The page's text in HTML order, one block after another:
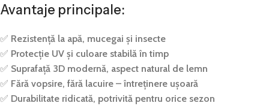
Avantaje principale:
✅ Rezistență la apă, mucegai și insecte
✅ Protecție UV și culoare stabilă în timp
✅ Suprafață 3D modernă, aspect natural de lemn
✅ Fără vopsire, fără lacuire – întreținere ușoară
✅ Durabilitate ridicată, potrivită pentru orice sezon